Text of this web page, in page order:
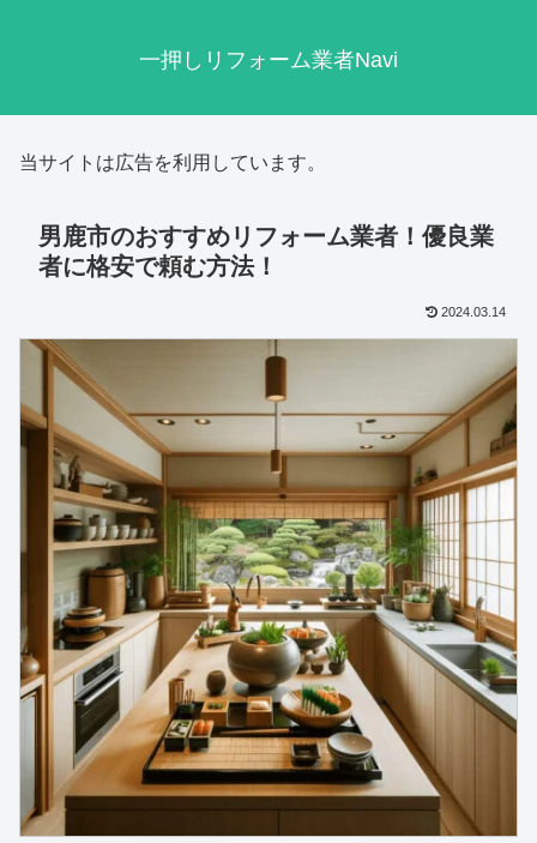
一押しリフォーム業者Navi
当サイトは広告を利用しています。
男鹿市のおすすめリフォーム業者！優良業
者に格安で頼む方法！
2024.03.14